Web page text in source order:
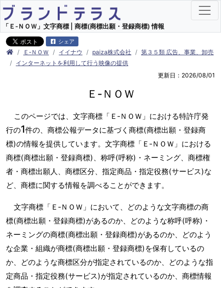
「Ｅ‐ＮＯＷ」文字商標 | 商標(商標出願・登録商標) 情報
シェア
Ｅ‐ＮＯＷ イイナウ paiza株式会社
第３５類 広告、事業、卸売
インターネットを利用して行う映像の提供
更新日：2026/08/01
Ｅ‐ＮＯＷ
このページでは、文字商標「Ｅ‐ＮＯＷ」における特許庁発
行の1件の、商標公報データに基づく商標(商標出願・登録商
標)の情報を提供しています。文字商標「Ｅ‐ＮＯＷ」における
商標(商標出願・登録商標)、称呼(呼称)・ネーミング、商標権
者・商標出願人、商標区分、指定商品・指定役務(サービス)な
ど、商標に関する情報を調べることができます。
文字商標「Ｅ‐ＮＯＷ」において、どのような文字商標の商
標(商標出願・登録商標)があるのか、どのような称呼(呼称)・
ネーミングの商標(商標出願・登録商標)があるのか、どのよう
な企業・組織が商標(商標出願・登録商標)を保有しているの
か、どのような商標区分が指定されているのか、どのような指
定商品・指定役務(サービス)が指定されているのか、商標情報